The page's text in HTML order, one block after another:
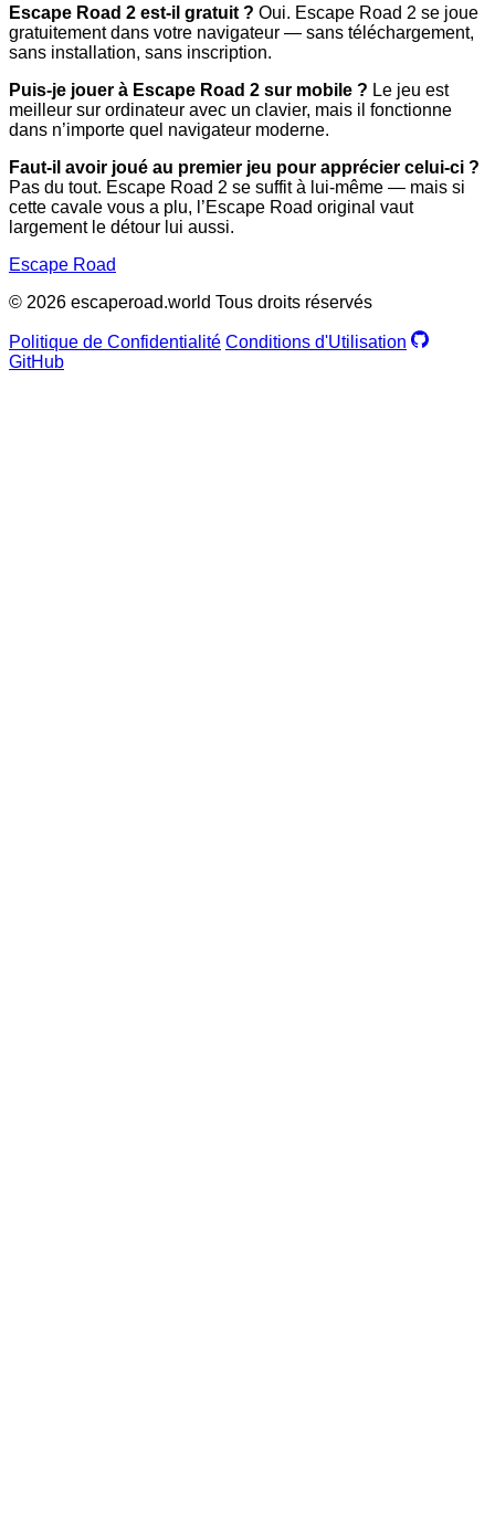
Escape Road 2 est-il gratuit ? Oui. Escape Road 2 se joue
gratuitement dans votre navigateur — sans téléchargement,
sans installation, sans inscription.
Puis-je jouer à Escape Road 2 sur mobile ? Le jeu est
meilleur sur ordinateur avec un clavier, mais il fonctionne
dans n’importe quel navigateur moderne.
Faut-il avoir joué au premier jeu pour apprécier celui-ci ?
Pas du tout. Escape Road 2 se suffit à lui-même — mais si
cette cavale vous a plu, l’Escape Road original vaut
largement le détour lui aussi.
Escape Road
© 2026 escaperoad.world Tous droits réservés
Politique de Confidentialité Conditions d'Utilisation
GitHub